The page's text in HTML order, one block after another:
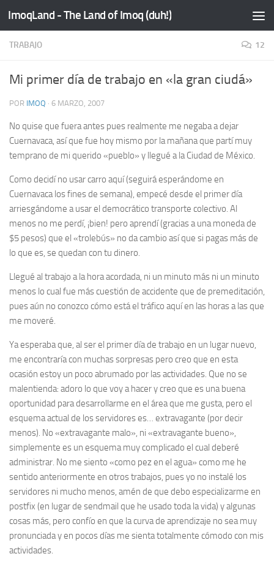
Saltar al contenido
ImoqLand - The Land of Imoq (duh!)
TRABAJO 12
Mi primer día de trabajo en «la gran ciudá»
POR IMOQ · 6 MARZO, 2007
No quise que fuera antes pues realmente me negaba a dejar
Cuernavaca, así que fue hoy mismo por la mañana que partí muy
temprano de mi querido «pueblo» y llegué a la Ciudad de México.
Como decidí no usar carro aquí (seguirá esperándome en
Cuernavaca los fines de semana), empecé desde el primer día
arriesgándome a usar el democrático transporte colectivo. Al
menos no me perdí, ¡bien! pero aprendí (gracias a una moneda de
$5 pesos) que el «trolebús» no da cambio así que si pagas más de
lo que es, se quedan con tu dinero.
Llegué al trabajo a la hora acordada, ni un minuto más ni un minuto
menos lo cual fue más cuestión de accidente que de premeditación,
pues aún no conozco cómo está el tráfico aquí en las horas a las que
me moveré.
Ya esperaba que, al ser el primer día de trabajo en un lugar nuevo,
me encontraría con muchas sorpresas pero creo que en esta
ocasión estoy un poco abrumado por las actividades. Que no se
malentienda: adoro lo que voy a hacer y creo que es una buena
oportunidad para desarrollarme en el área que me gusta, pero el
esquema actual de los servidores es… extravagante (por decir
menos). No «extravagante malo», ni «extravagante bueno»,
simplemente es un esquema muy complicado el cual deberé
administrar. No me siento «como pez en el agua» como me he
sentido anteriormente en otros trabajos, pues yo no instalé los
servidores ni mucho menos, amén de que debo especializarme en
postfix (en lugar de sendmail que he usado toda la vida) y algunas
cosas más, pero confío en que la curva de aprendizaje no sea muy
pronunciada y en pocos días me sienta totalmente cómodo con mis
actividades.